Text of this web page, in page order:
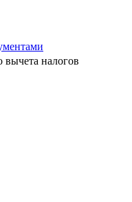
вычета налогов